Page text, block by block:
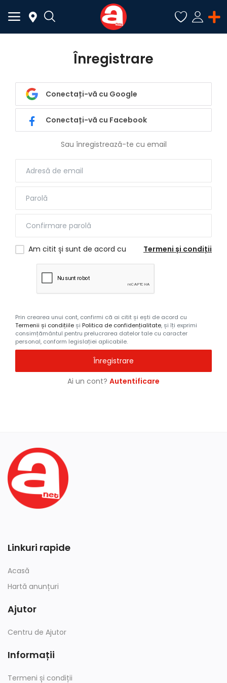
Meniu Principal
Categorii
Acasă
Favorite
Autentificare
Înregistrare
Înregistrare
Conectați-vă cu Google
Conectați-vă cu Facebook
Sau înregistrează-te cu email
Am citit și sunt de acord cu Termeni și condiții
Prin crearea unui cont, confirmi că ai citit și ești de acord cu
Termenii și condițiile și Politica de confidențialitate, și îți exprimi
consimțământul pentru prelucrarea datelor tale cu caracter
personal, conform legislației aplicabile.
Înregistrare
Ai un cont? Autentificare
Linkuri rapide
Acasă
Hartă anunțuri
Ajutor
Centru de Ajutor
Informații
Termeni și condiții